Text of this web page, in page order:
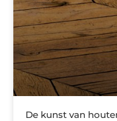
De kunst van